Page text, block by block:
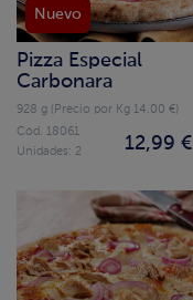
Nuevo
Pizza Especial
Carbonara
928 g (Precio por Kg 14.00 €)
12,99 €
Cód. 18061
Unidades: 2